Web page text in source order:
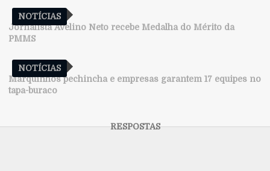
NOTÍCIAS
Jornalista Avelino Neto recebe Medalha do Mérito da
PMMS
NOTÍCIAS
Marquinhos pechincha e empresas garantem 17 equipes no
tapa-buraco